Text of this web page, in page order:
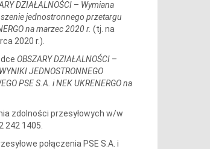
DZIAŁALNOŚCI – Wymiana
jednostronnego przetargu
na marzec 2020 r. (tj. na
2020 r.).
OBSZARY DZIAŁALNOŚCI –
WYNIKI JEDNOSTRONNEGO
PSE S.A. i NEK UKRENERGO na
zdolności przesyłowych w/w
242 1405.
połączenia PSE S.A. i